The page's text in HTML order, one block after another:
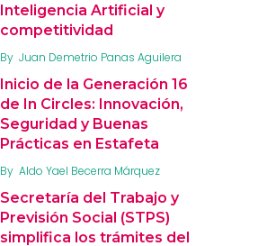
Inteligencia Artificial y
competitividad
By Juan Demetrio Panas Aguilera
Inicio de la Generación 16
de In Circles: Innovación,
Seguridad y Buenas
Prácticas en Estafeta
By Aldo Yael Becerra Márquez
Secretaría del Trabajo y
Previsión Social (STPS)
simplifica los trámites del